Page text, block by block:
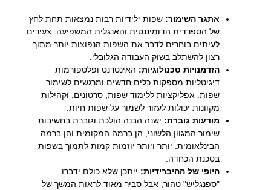
אתגר השימור: שפות ילידיות רבות נמצאות תחת לחץ
של הספרדית הדומיננטית והאנגלית המשפיעה. צעירים
לעיתים בוחרים לדבר את השפות הנפוצות יותר מתוך
רצון להשתלב בשוק העבודה הגלובלי.
הזדמנויות טכנולוגיות: האינטרנט ופלטפורמות
דיגיטליות מספקות כלים חדשים ומרגשים לשימור
שפות. אפליקציות ללימוד שפות, סרטונים, וקהילות
מקוונות יכולות לעזור לשמור על שפות חיות.
מודעות גוברת: ישנה הבנה הולכת וגוברת בחשיבות
שימור המגוון הלשוני, הן ברמה המקומית והן ברמה
הבינלאומית. יותר ויותר יוזמות קמות לתמוך בשפות
בסכנת הכחדה.
היופי של ההיברידיות: ייתכן שלא כולם ידברו
"ספנגליש" טהור, אבל סביר מאוד לראות המשך של